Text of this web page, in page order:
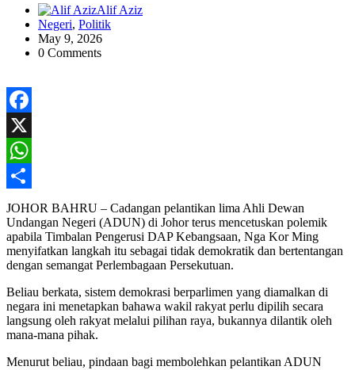
Alif Aziz
Negeri, Politik
May 9, 2026
0 Comments
Facebook
X
WhatsApp
Share
JOHOR BAHRU – Cadangan pelantikan lima Ahli Dewan
Undangan Negeri (ADUN) di Johor terus mencetuskan polemik
apabila Timbalan Pengerusi DAP Kebangsaan, Nga Kor Ming
menyifatkan langkah itu sebagai tidak demokratik dan bertentangan
dengan semangat Perlembagaan Persekutuan.
Beliau berkata, sistem demokrasi berparlimen yang diamalkan di
negara ini menetapkan bahawa wakil rakyat perlu dipilih secara
langsung oleh rakyat melalui pilihan raya, bukannya dilantik oleh
mana-mana pihak.
Menurut beliau, pindaan bagi membolehkan pelantikan ADUN